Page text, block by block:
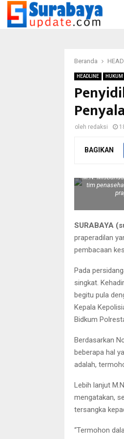
Beranda
HEADLINE HUKUM
oleh redaksi
BAGIKAN
M.N.
tim
SURABAYA
praperadilan
pembacaan
Pada
singkat.
begitu pula
Kepala
Bidkum
Berdasarkan
beberapa hal
adalah,
Lebih lanjut
mengatakan,
tersangka
“Termohon